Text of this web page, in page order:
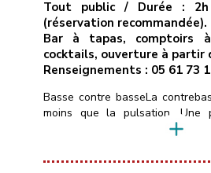
Tout public / Durée :
(réservation recommandée).
Bar à tapas, comptoirs
cocktails, ouverture à partir
Renseignements : 05 61 73
Basse contre basseLa
moins que la pulsation. Une
boisée, une pulsation
groupe.Hommage donc à